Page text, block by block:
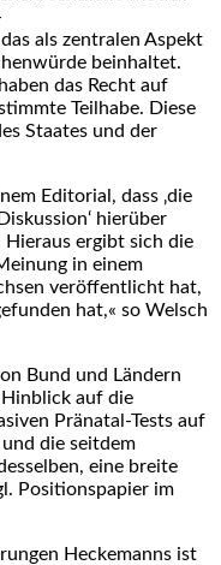
als zentralen Aspekt
beinhaltet.
das Recht auf
Teilhabe. Diese
Staates und der
Editorial, dass ‚die
hierüber
Hieraus ergibt sich die
in einem
veröffentlicht hat,
hat,« so Welsch
Bund und Ländern
auf die
Pränatal-Tests auf
die seitdem
eine breite
Positionspapier im
Heckemanns ist